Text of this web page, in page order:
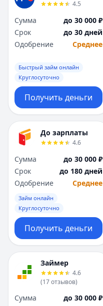
4.5
Сумма
до 30 000 ₽
Срок
до 30 дней
Одобрение
Среднее
Быстрый займ онлайн
Круглосуточно
Получить деньги
До зарплаты
4.6
Сумма
до 30 000 ₽
Срок
до 180 дней
Одобрение
Среднее
Займ онлайн
Круглосуточно
Получить деньги
Займер
4.6
(17отзывов)
Сумма
до 30 000 ₽